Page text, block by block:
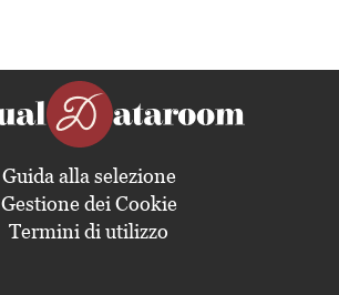
Guida alla selezione
Gestione dei Cookie
Termini di utilizzo